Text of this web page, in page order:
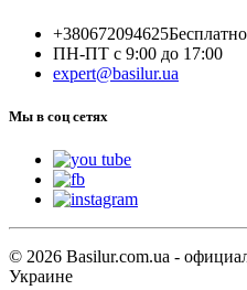
+380672094625
ПН-ПТ с 9:00 до 17:00
expert@basilur.ua
Мы в соц сетях
© 2026 Basilur.com.ua -
Украине